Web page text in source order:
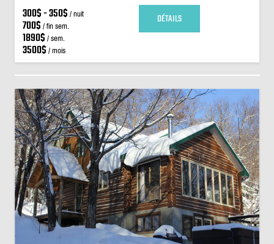
300$ - 350$ / nuit
700$ / fin sem.
1890$ / sem.
3500$ / mois
DÉTAILS